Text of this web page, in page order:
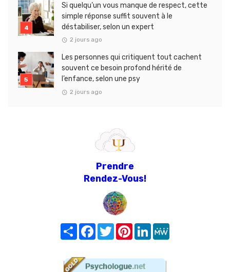
Si quelqu’un vous manque de respect, cette
simple réponse suffit souvent à le
déstabiliser, selon un expert
2 jours ago
Les personnes qui critiquent tout cachent
souvent ce besoin profond hérité de
l’enfance, selon une psy
2 jours ago
Prendre
Rendez-Vous!
Share FacebookTwitterPinterest
LinkedIn